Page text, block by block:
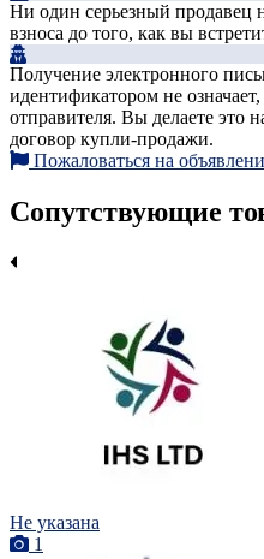
Ни один серьезный продавец
взноса до того, как вы
Получение электронного
идентификатором не
отправителя. Вы делаете это
договор купли-продажи.
Пожаловаться на
Сопутствующие
Не указана
1